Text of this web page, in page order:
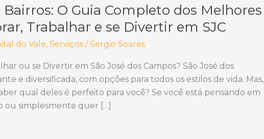
O Guia Completo dos Melhores
Trabalhar e se Divertir em SJC
do Vale, Serviços / Sergio Soares
ou se Divertir em São José dos Campos? São José dos
e diversificada, com opções para todos os estilos de vida. Mas,
qual deles é perfeito para você? Se você está pensando em
ou simplesmente quer […]